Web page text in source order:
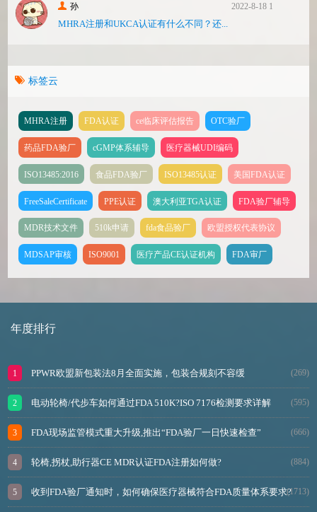
孙 2022-8-18 17:47
MHRA注册和UKCA认证有什么不同？还...
标签云
MHRA注册 FDA认证 ce临床评估报告 OTC验厂
药品FDA验厂 cGMP体系辅导 医疗器械UDI编码
ISO13485:2016 食品FDA验厂 ISO13485认证 美国FDA认证
FreeSaleCertificate PPE认证 澳大利亚TGA认证 FDA验厂辅导
MDR技术文件 510k申请 fda食品验厂 欧盟授权代表协议
MDSAP审核 ISO9001 医疗产品CE认证机构 FDA审厂
年度排行
PPWR欧盟新包装法8月全面实施，包装合规刻不容缓 (269)
电动轮椅/代步车如何通过FDA 510K?ISO 7176检测要求详解 (595)
FDA现场监管模式重大升级,推出“FDA验厂一日快速检查” (666)
轮椅,拐杖,助行器CE MDR认证FDA注册如何做? (884)
收到FDA验厂通知时，如何确保医疗器械符合FDA质量体系要求?(1713)